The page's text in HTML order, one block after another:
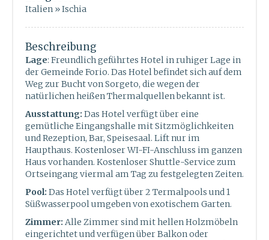
Italien » Ischia
Beschreibung
Lage: Freundlich geführtes Hotel in ruhiger Lage in
der Gemeinde Forio. Das Hotel befindet sich auf dem
Weg zur Bucht von Sorgeto, die wegen der
natürlichen heißen Thermalquellen bekannt ist.
Ausstattung: Das Hotel verfügt über eine
gemütliche Eingangshalle mit Sitzmöglichkeiten
und Rezeption, Bar, Speisesaal. Lift nur im
Haupthaus. Kostenloser WI-FI-Anschluss im ganzen
Haus vorhanden. Kostenloser Shuttle-Service zum
Ortseingang viermal am Tag zu festgelegten Zeiten.
Pool: Das Hotel verfügt über 2 Termalpools und 1
Süßwasserpool umgeben von exotischem Garten.
Zimmer: Alle Zimmer sind mit hellen Holzmöbeln
eingerichtet und verfügen über Balkon oder